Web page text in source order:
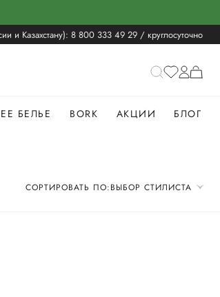
и Казахстану): 8 800 333 49 29 / круглосуточно
БЕЛЬЕ BORK АКЦИИ БЛОГ
СОРТИРОВАТЬ ПО:ВЫБОР СТИЛИСТА